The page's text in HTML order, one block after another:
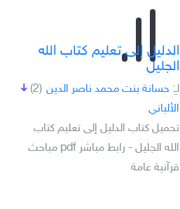
الدليل إلى تعليم كتاب الله
الجليل
(2) لـِ: حسانة بنت محمد ناصر الدين
الألباني
تحميل كتاب الدليل إلى تعليم كتاب
الله الجليل - رابط مباشر pdf مباحث
قرآنية عامة